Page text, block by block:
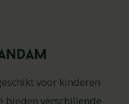
voor kinderen
bieden verschillende